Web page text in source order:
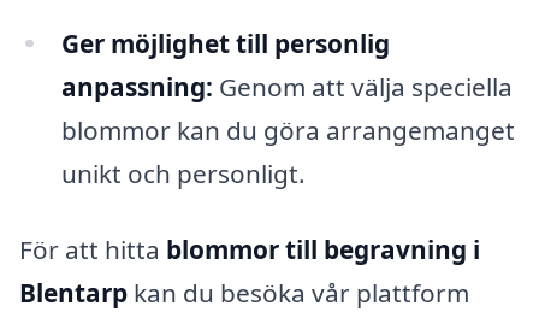
Ger möjlighet till personlig
anpassning: Genom att välja speciella
blommor kan du göra arrangemanget
unikt och personligt.
För att hitta blommor till begravning i
Blentarp kan du besöka vår plattform